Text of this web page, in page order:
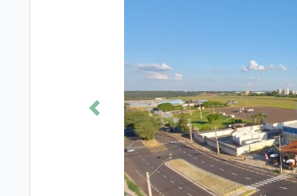
Anterior